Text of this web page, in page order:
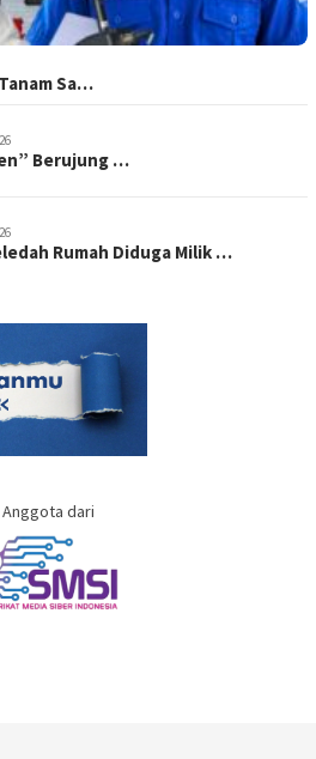
Sa…
Berujung …
Rumah Diduga Milik …
Anggota dari